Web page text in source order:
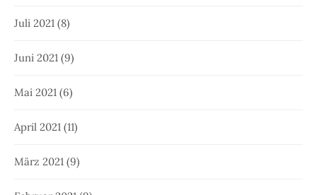
Juli 2021 (8)
Juni 2021 (9)
Mai 2021 (6)
April 2021 (11)
März 2021 (9)